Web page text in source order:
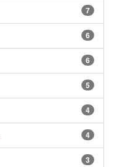
7
6
6
5
4
4
3